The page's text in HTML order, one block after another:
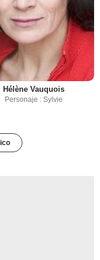
Hélène Vauquois
Personaje : Sylvie